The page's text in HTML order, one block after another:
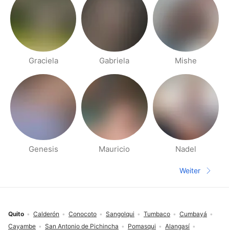
Graciela Gabriela Mishe
Genesis Mauricio Nadel
Nächste
Weiter
Quito Calderón Conocoto Sangolqui Tumbaco
Cumbayá
Cayambe
San Antonio de Pichincha Pomasqui
Alangasí